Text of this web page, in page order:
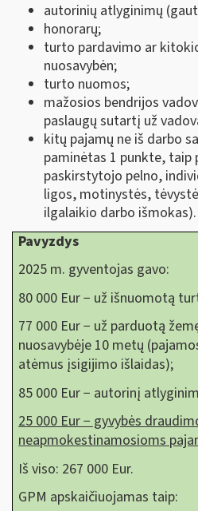
autorinių atlyginimų
honorarų;
turto pardavimo ar
nuosavybėn;
turto nuomos;
mažosios bendrijos
paslaugų sutartį už
kitų pajamų ne iš darbo
paminėtas 1 punkte, taip
paskirstytojo pelno,
ligos, motinystės,
ilgalaikio darbo išmokas).
Pavyzdys
2025 m. gyventojas gavo:
80 000 Eur − už išnuomotą
77 000 Eur − už parduotą
nuosavybėje 10 metų
atėmus įsigijimo išlaidas);
85 000 Eur − autorinį
25 000 Eur − gyvybės
neapmokestinamosioms
Iš viso: 267 000 Eur.
GPM apskaičiuojamas taip: